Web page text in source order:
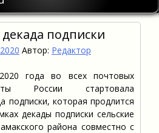
декада подписки
Автор: Редактор
года во всех почтовых
России стартовала
подписки, которая продлится
декады подписки сельские
района совместно с